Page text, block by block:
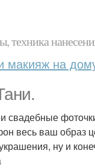
техника
макияж на
свадебные
весь ваш образ
ну и